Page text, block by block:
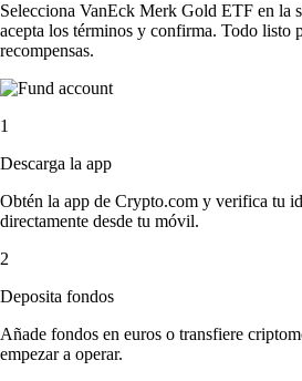
Selecciona VanEck Merk Gold ETF en la
acepta los términos y confirma. Todo listo
recompensas.
1
Descarga la app
Obtén la app de Crypto.com y verifica tu
directamente desde tu móvil.
2
Deposita fondos
Añade fondos en euros o transfiere
empezar a operar.